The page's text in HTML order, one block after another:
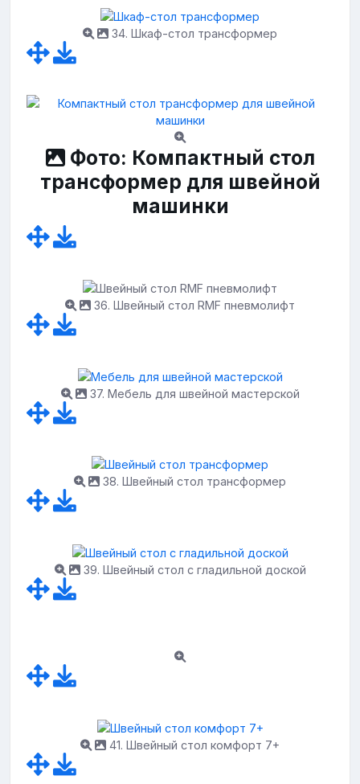
34. Шкаф-стол трансформер
Фото: Компактный стол
трансформер для швейной
машинки
36. Швейный стол RMF пневмолифт
37. Мебель для швейной мастерской
38. Швейный стол трансформер
39. Швейный стол с гладильной доской
41. Швейный стол комфорт 7+